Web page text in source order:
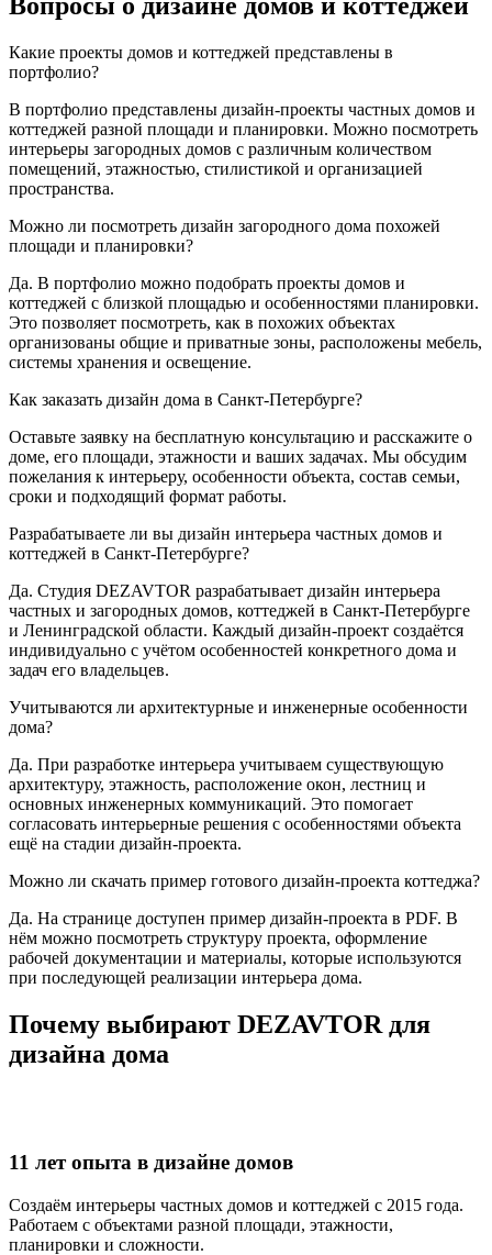
Какие проекты домов и коттеджей представлены в
портфолио?
В портфолио представлены дизайн-проекты частных домов и
коттеджей разной площади и планировки. Можно посмотреть
интерьеры загородных домов с различным количеством
помещений, этажностью, стилистикой и организацией
пространства.
Можно ли посмотреть дизайн загородного дома похожей
площади и планировки?
Да. В портфолио можно подобрать проекты домов и
коттеджей с близкой площадью и особенностями планировки.
Это позволяет посмотреть, как в похожих объектах
организованы общие и приватные зоны, расположены мебель,
системы хранения и освещение.
Как заказать дизайн дома в Санкт-Петербурге?
Оставьте заявку на бесплатную консультацию и расскажите о
доме, его площади, этажности и ваших задачах. Мы обсудим
пожелания к интерьеру, особенности объекта, состав семьи,
сроки и подходящий формат работы.
Разрабатываете ли вы дизайн интерьера частных домов и
коттеджей в Санкт-Петербурге?
Да. Студия DEZAVTOR разрабатывает дизайн интерьера
частных и загородных домов, коттеджей в Санкт-Петербурге
и Ленинградской области. Каждый дизайн-проект создаётся
индивидуально с учётом особенностей конкретного дома и
задач его владельцев.
Учитываются ли архитектурные и инженерные особенности
дома?
Да. При разработке интерьера учитываем существующую
архитектуру, этажность, расположение окон, лестниц и
основных инженерных коммуникаций. Это помогает
согласовать интерьерные решения с особенностями объекта
ещё на стадии дизайн-проекта.
Можно ли скачать пример готового дизайн-проекта коттеджа?
Да. На странице доступен пример дизайн-проекта в PDF. В
нём можно посмотреть структуру проекта, оформление
рабочей документации и материалы, которые используются
при последующей реализации интерьера дома.
Почему выбирают DEZAVTOR для
дизайна дома
11 лет опыта в дизайне домов
Создаём интерьеры частных домов и коттеджей с 2015 года.
Работаем с объектами разной площади, этажности,
планировки и сложности.